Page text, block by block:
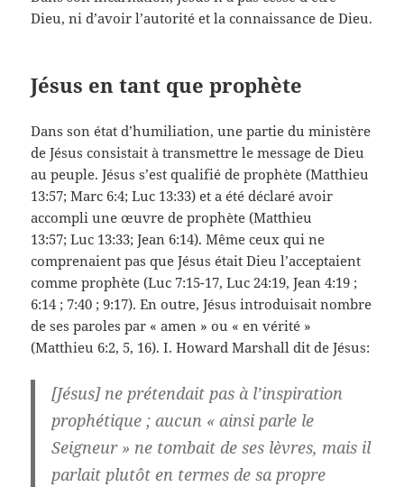
Dieu, ni d’avoir l’autorité et la connaissance de Dieu.
Jésus en tant que prophète
Dans son état d’humiliation, une partie du ministère
de Jésus consistait à transmettre le message de Dieu
au peuple. Jésus s’est qualifié de prophète (Matthieu
13:57; Marc 6:4; Luc 13:33) et a été déclaré avoir
accompli une œuvre de prophète (Matthieu
13:57; Luc 13:33; Jean 6:14). Même ceux qui ne
comprenaient pas que Jésus était Dieu l’acceptaient
comme prophète (Luc 7:15-17, Luc 24:19, Jean 4:19 ;
6:14 ; 7:40 ; 9:17). En outre, Jésus introduisait nombre
de ses paroles par « amen » ou « en vérité »
(Matthieu 6:2, 5, 16). I. Howard Marshall dit de Jésus:
[Jésus] ne prétendait pas à l’inspiration
prophétique ; aucun « ainsi parle le
Seigneur » ne tombait de ses lèvres, mais il
parlait plutôt en termes de sa propre